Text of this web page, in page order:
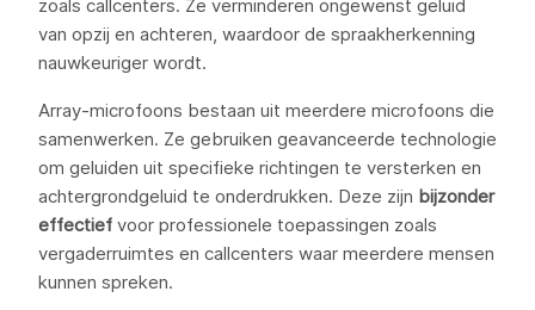
zoals callcenters. Ze verminderen ongewenst geluid
van opzij en achteren, waardoor de spraakherkenning
nauwkeuriger wordt.
Array-microfoons bestaan uit meerdere microfoons die
samenwerken. Ze gebruiken geavanceerde technologie
om geluiden uit specifieke richtingen te versterken en
achtergrondgeluid te onderdrukken. Deze zijn bijzonder
effectief voor professionele toepassingen zoals
vergaderruimtes en callcenters waar meerdere mensen
kunnen spreken.